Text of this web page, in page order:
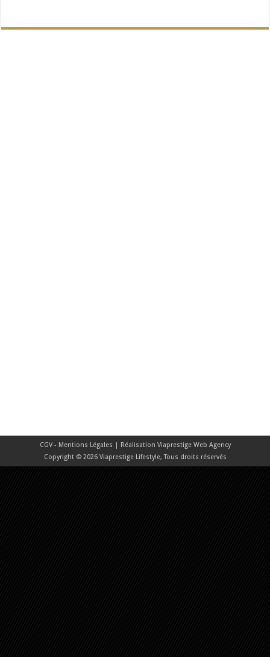
CGV - Mentions Légales | Réalisation Viaprestige Web Agency
Copyright © 2026 Viaprestige Lifestyle, Tous droits réservés